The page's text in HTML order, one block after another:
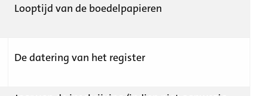
Looptijd van de boedelpapieren
De datering van het register